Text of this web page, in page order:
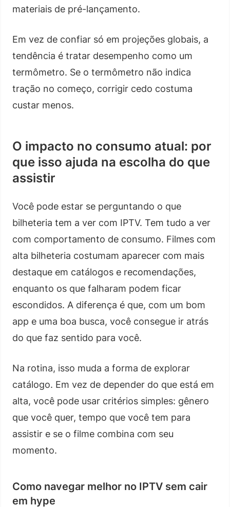
materiais de pré-lançamento.
Em vez de confiar só em projeções globais, a
tendência é tratar desempenho como um
termômetro. Se o termômetro não indica
tração no começo, corrigir cedo costuma
custar menos.
O impacto no consumo atual: por
que isso ajuda na escolha do que
assistir
Você pode estar se perguntando o que
bilheteria tem a ver com IPTV. Tem tudo a ver
com comportamento de consumo. Filmes com
alta bilheteria costumam aparecer com mais
destaque em catálogos e recomendações,
enquanto os que falharam podem ficar
escondidos. A diferença é que, com um bom
app e uma boa busca, você consegue ir atrás
do que faz sentido para você.
Na rotina, isso muda a forma de explorar
catálogo. Em vez de depender do que está em
alta, você pode usar critérios simples: gênero
que você quer, tempo que você tem para
assistir e se o filme combina com seu
momento.
Como navegar melhor no IPTV sem cair
em hype